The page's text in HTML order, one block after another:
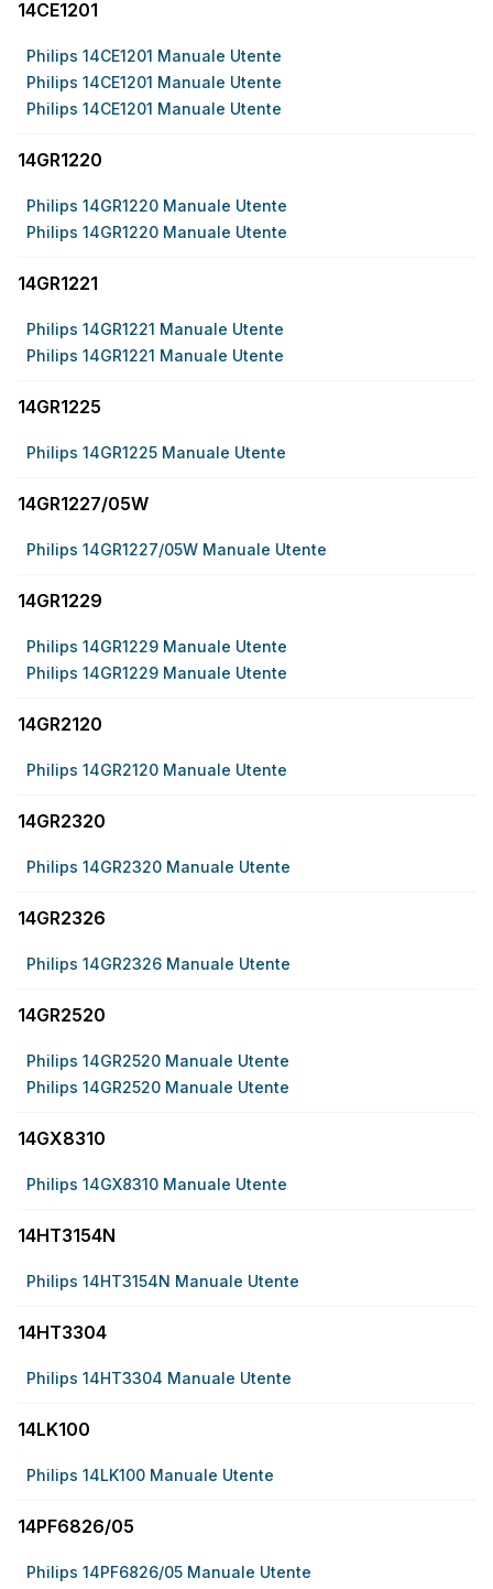
14CE1201
Philips 14CE1201 Manuale Utente
Philips 14CE1201 Manuale Utente
Philips 14CE1201 Manuale Utente
14GR1220
Philips 14GR1220 Manuale Utente
Philips 14GR1220 Manuale Utente
14GR1221
Philips 14GR1221 Manuale Utente
Philips 14GR1221 Manuale Utente
14GR1225
Philips 14GR1225 Manuale Utente
14GR1227/05W
Philips 14GR1227/05W Manuale Utente
14GR1229
Philips 14GR1229 Manuale Utente
Philips 14GR1229 Manuale Utente
14GR2120
Philips 14GR2120 Manuale Utente
14GR2320
Philips 14GR2320 Manuale Utente
14GR2326
Philips 14GR2326 Manuale Utente
14GR2520
Philips 14GR2520 Manuale Utente
Philips 14GR2520 Manuale Utente
14GX8310
Philips 14GX8310 Manuale Utente
14HT3154N
Philips 14HT3154N Manuale Utente
14HT3304
Philips 14HT3304 Manuale Utente
14LK100
Philips 14LK100 Manuale Utente
14PF6826/05
Philips 14PF6826/05 Manuale Utente